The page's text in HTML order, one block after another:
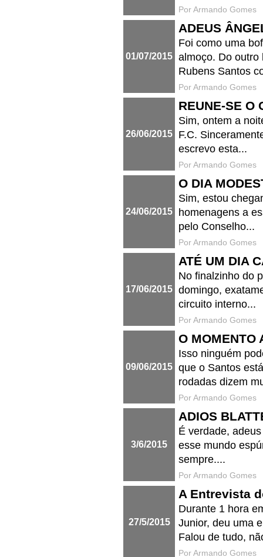
Por Armando Gomes
01/07/2015
ADEUS
Foi como uma
almoço. Do outro
Rubens Santos
Por Armando Gomes
26/06/2015
REUNE-SE O
Sim, ontem a
F.C.
escrevo esta...
Por Armando Gomes
24/06/2015
O DIA
Sim, estou
homenagens a
pelo Conselho...
Por Armando Gomes
17/06/2015
ATÉ UM DIA
No finalzinho do
domingo,
circuito interno...
Por Armando Gomes
09/06/2015
O MOMENTO
Isso ninguém
que o Santos
rodadas dizem
Por Armando Gomes
3/6/2015
ADIOS
É verdade,
esse mundo
sempre....
Por Armando Gomes
27/5/2015
A Entrevista
Durante 1 hora
Junior, deu uma
Falou de tudo,
Por Armando Gomes